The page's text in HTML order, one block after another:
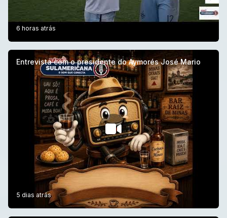
6 horas atrás
Entrevista com o presidente do Aymorés José Mario
5 dias atrás